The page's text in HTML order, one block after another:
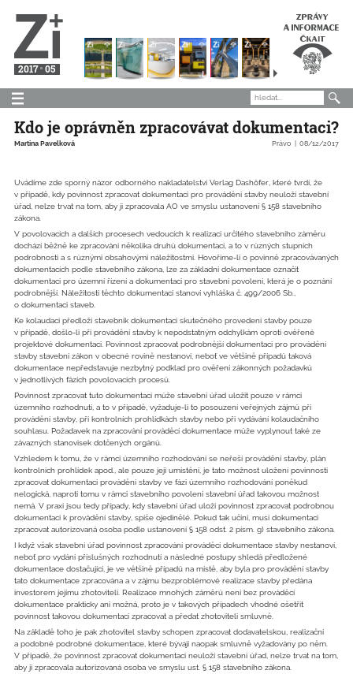
2017 05
Kdo je oprávněn zpracovávat dokumentaci?
Martina Pavelková 08/12/2017
Právo
Uvádíme zde sporný názor odborného nakladatelství Verlag Dashöfer, které tvrdí, že
v případě, kdy povinnost zpracovat dokumentaci pro provádění stavby neuloží stavební
úřad, nelze trvat na tom, aby ji zpracovala AO ve smyslu ustanovení § 158 stavebního
zákona.
V povolovacích a dalších procesech vedoucích k realizaci určitého stavebního záměru
dochází běžně ke zpracování několika druhů dokumentací, a to v různých stupních
podrobnosti a s různými obsahovými náležitostmi. Hovoříme-li o povinně zpracovávaných
dokumentacích podle stavebního zákona, lze za základní dokumentace označit
dokumentaci pro územní řízení a dokumentaci pro stavební povolení, která je o poznání
podrobnější. Náležitosti těchto dokumentací stanoví vyhláška č. 499/2006 Sb.,
o dokumentaci staveb.
Ke kolaudaci předloží stavebník dokumentaci skutečného provedení stavby pouze
v případě, došlo-li při provádění stavby k nepodstatným odchylkám oproti ověřené
projektové dokumentaci. Povinnost zpracovat podrobnější dokumentaci pro provádění
stavby stavební zákon v obecné rovině nestanoví, neboť ve většině případů taková
dokumentace nepředstavuje nezbytný podklad pro ověření zákonných požadavků
v jednotlivých fázích povolovacích procesů.
Povinnost zpracovat tuto dokumentaci může stavební úřad uložit pouze v rámci
územního rozhodnutí, a to v případě, vyžaduje-li to posouzení veřejných zájmů při
provádění stavby, při kontrolních prohlídkách stavby nebo při vydávání kolaudačního
souhlasu. Požadavek na zpracování prováděcí dokumentace může vyplynout také ze
závazných stanovisek dotčených orgánů.
Vzhledem k tomu, že v rámci územního rozhodování se neřeší provádění stavby, plán
kontrolních prohlídek apod., ale pouze její umístění, je tato možnost uložení povinnosti
zpracovat dokumentaci provádění stavby ve fázi územního rozhodování poněkud
nelogická, naproti tomu v rámci stavebního povolení stavební úřad takovou možnost
nemá. V praxi jsou tedy případy, kdy stavební úřad uloží povinnost zpracovat podrobnou
dokumentaci k provádění stavby, spíše ojedinělé. Pokud tak učiní, musí dokumentaci
zpracovat autorizovaná osoba podle ustanovení § 158 odst. 2 písm. g) stavebního zákona.
I když však stavební úřad povinnost zpracování prováděcí dokumentace stavby nestanoví,
neboť pro vydání příslušných rozhodnutí a následné postupy shledá předložené
dokumentace dostačující, je ve většině případů na místě, aby byla pro provádění stavby
tato dokumentace zpracována a v zájmu bezproblémové realizace stavby předána
investorem jejímu zhotoviteli. Realizace mnohých záměrů není bez prováděcí
dokumentace prakticky ani možná, proto je v takových případech vhodné ošetřit
povinnost takovou dokumentaci zpracovat a předat zhotoviteli smluvně.
Na základě toho je pak zhotovitel stavby schopen zpracovat dodavatelskou, realizační
a podobné podrobné dokumentace, které bývají naopak smluvně vyžadovány po něm.
V případě, že povinnost zpracovat dokumentaci neuloží stavební úřad, nelze trvat na tom,
aby ji zpracovala autorizovaná osoba ve smyslu ust. § 158 stavebního zákona.